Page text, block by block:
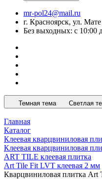
mr-pol24@mail.ru
г. Красноярск, ул.
Без выходных: с 10:00
Темная тема Светлая
Главная
Каталог
Клеевая кварцвиниловая
Клеевая кварцвиниловая
ART TILE клеевая плитка
Art Tile Fit LVT клеевая 2 мм
Кварцвиниловая плитка Art